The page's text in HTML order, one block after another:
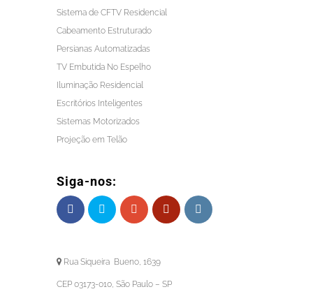
Sistema de CFTV Residencial
Cabeamento Estruturado
Persianas Automatizadas
TV Embutida No Espelho
Iluminação Residencial
Escritórios Inteligentes
Sistemas Motorizados
Projeção em Telão
Siga-nos:
Rua Siqueira Bueno, 1639
CEP 03173-010, São Paulo – SP